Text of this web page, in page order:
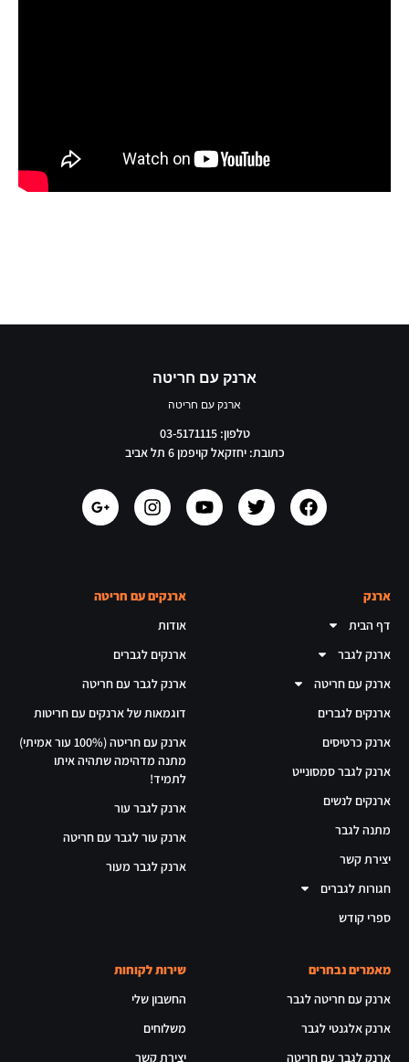
ארנק עם חריטה
ארנק עם חריטה
טלפון: 03-5171115
כתובת: יחזקאל קויפמן 6 תל אביב
ארנק
דף הבית
ארנק לגבר
ארנק עם חריטה
ארנקים לגברים
ארנק כרטיסים
ארנק לגבר סמסונייט
ארנקים לנשים
מתנה לגבר
יצירת קשר
חגורות לגברים
ספרי קודש
ארנקים עם חריטה
אודות
ארנקים לגברים
ארנק לגבר עם חריטה
דוגמאות של ארנקים עם חריטות
ארנק עם חריטה (100% עור אמיתי)
מתנה מדהימה שתהיה איתו
לתמיד!
ארנק לגבר עור
ארנק עור לגבר עם חריטה
ארנק לגבר מעור
מאמרים נבחרים
ארנק עם חריטה לגבר
ארנק אלגנטי לגבר
ארנק לגבר עם חריטה
שירות לקוחות
החשבון שלי
משלוחים
יצירת קשר